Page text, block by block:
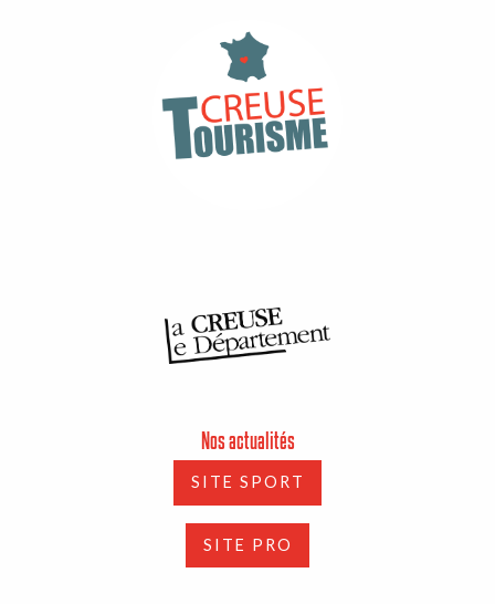
Nos actualités
SITE SPORT
SITE PRO